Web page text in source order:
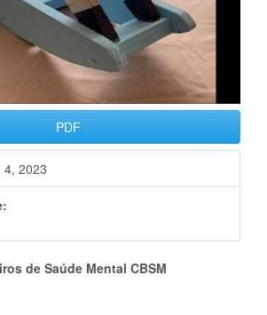
PDF
4, 2023
de Saúde Mental CBSM